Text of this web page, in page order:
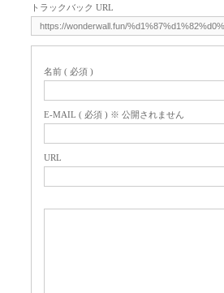
トラックバック URL
名前 ( 必須 )
E-MAIL ( 必須 ) ※ 公開されません
URL